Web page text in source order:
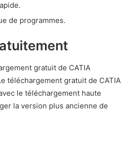
de programmes.
gratuit de CATIA
téléchargement gratuit de CATIA
le téléchargement haute
la version plus ancienne de